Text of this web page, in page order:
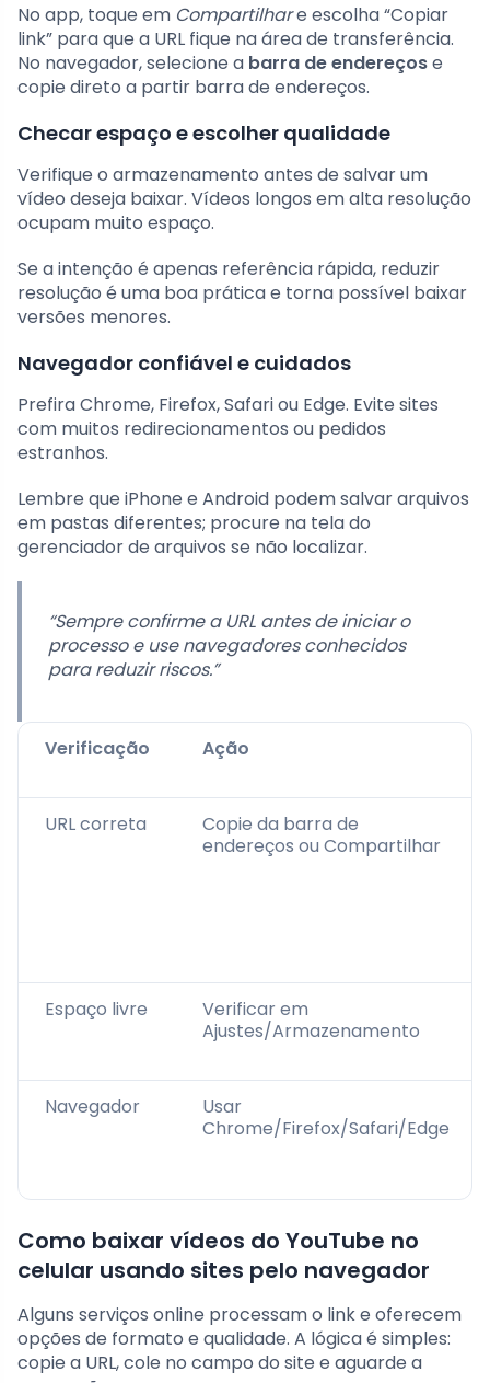
No app, toque em Compartilhare escolha “Copiar
link” para que a URL fique na área de transferência.
No navegador, selecione a barra de endereçose
copie direto a partir barra de endereços.
Checar espaço e escolher qualidade
Verifique o armazenamento antes de salvar um
vídeo deseja baixar. Vídeos longos em alta resolução
ocupam muito espaço.
Se a intenção é apenas referência rápida, reduzir
resolução é uma boa prática e torna possível baixar
versões menores.
Navegador confiável e cuidados
Prefira Chrome, Firefox, Safari ou Edge. Evite sites
com muitos redirecionamentos ou pedidos
estranhos.
Lembre que iPhone e Android podem salvar arquivos
em pastas diferentes; procure na tela do
gerenciador de arquivos se não localizar.
“Sempre confirme a URL antes de iniciar o
processo e use navegadores conhecidos
para reduzir riscos.”
Verificação Ação
URL correta
Copie da barra de
endereços ou Compartilhar
Espaço livre
Verificar em
Ajustes/Armazenamento
Navegador
Usar
Chrome/Firefox/Safari/Edge
Como baixar vídeos do YouTube no
celular usando sites pelo navegador
Alguns serviços online processam o link e oferecem
opções de formato e qualidade. A lógica é simples:
copie a URL, cole no campo do site e aguarde a